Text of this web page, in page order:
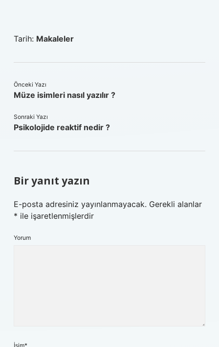
Tarih: Makaleler
Önceki Yazı
Müze isimleri nasıl yazılır ?
Sonraki Yazı
Psikolojide reaktif nedir ?
Bir yanıt yazın
E-posta adresiniz yayınlanmayacak. Gerekli alanlar
* ile işaretlenmişlerdir
Yorum
İsim*